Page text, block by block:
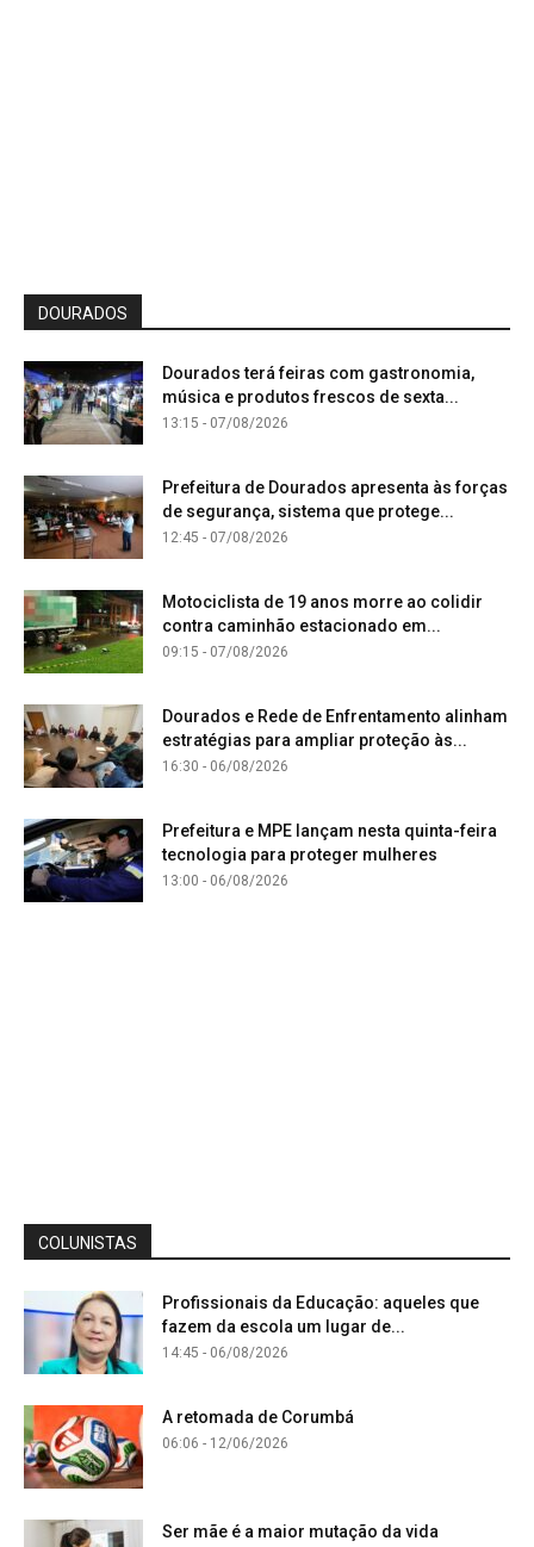
DOURADOS
Dourados terá feiras com gastronomia,
música e produtos frescos de sexta...
13:15 - 07/08/2026
Prefeitura de Dourados apresenta às forças
de segurança, sistema que protege...
12:45 - 07/08/2026
Motociclista de 19 anos morre ao colidir
contra caminhão estacionado em...
09:15 - 07/08/2026
Dourados e Rede de Enfrentamento alinham
estratégias para ampliar proteção às...
16:30 - 06/08/2026
Prefeitura e MPE lançam nesta quinta-feira
tecnologia para proteger mulheres
13:00 - 06/08/2026
COLUNISTAS
Profissionais da Educação: aqueles que
fazem da escola um lugar de...
14:45 - 06/08/2026
A retomada de Corumbá
06:06 - 12/06/2026
Ser mãe é a maior mutação da vida